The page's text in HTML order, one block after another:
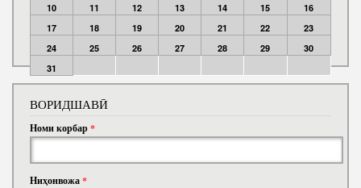
10
11 12 13 14 15
16
17
18 19 20 21 22
23
24
25 26 27 28 29
30
31
ВОРИДШАВӢ
Номи корбар*
Ниҳонвожа*